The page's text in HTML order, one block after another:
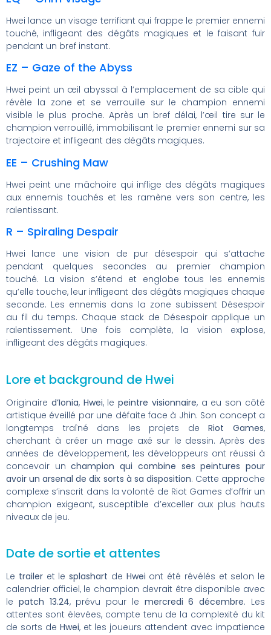
Hwei lance un visage terrifiant qui frappe le premier ennemi
touché, infligeant des dégâts magiques et le faisant fuir
pendant un bref instant.
EZ – Gaze of the Abyss
Hwei peint un œil abyssal à l’emplacement de sa cible qui
révèle la zone et se verrouille sur le champion ennemi
visible le plus proche. Après un bref délai, l’œil tire sur le
champion verrouillé, immobilisant le premier ennemi sur sa
trajectoire et infligeant des dégâts magiques.
EE – Crushing Maw
Hwei peint une mâchoire qui inflige des dégâts magiques
aux ennemis touchés et les ramène vers son centre, les
ralentissant.
R – Spiraling Despair
Hwei lance une vision de pur désespoir qui s’attache
pendant quelques secondes au premier champion
touché. La vision s’étend et englobe tous les ennemis
qu’elle touche, leur infligeant des dégâts magiques chaque
seconde. Les ennemis dans la zone subissent Désespoir
au fil du temps. Chaque stack de Désespoir applique un
ralentissement. Une fois complète, la vision explose,
infligeant des dégâts magiques.
Lore et background de Hwei
Originaire d’Ionia, Hwei, lepeintre visionnaire, a eu son côté
artistique éveillé par une défaite face à Jhin. Son concept a
longtemps traîné dans les projets deRiot Games,
cherchant à créer un mage axé sur le dessin. Après des
années de développement, les développeurs ont réussi à
concevoir unchampion qui combine ses peintures pour
avoir un arsenal de dix sorts à sa disposition. Cette approche
complexe s’inscrit dans la volonté de Riot Games d’offrir un
champion exigeant, susceptible d’exceller aux plus hauts
niveaux de jeu.
Date de sortie et attentes
Le trailer et le splashart de Hwei ont été révélés et selon le
calendrier officiel, le champion devrait être disponible avec
le patch 13.24, prévu pour le mercredi 6 décembre. Les
attentes sont élevées, compte tenu de la complexité du kit
de sorts de Hwei, et les joueurs attendent avec impatience